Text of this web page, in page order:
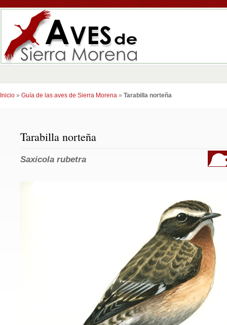
Inicio » Guía de las aves de Sierra Morena » Tarabilla norteña
Tarabilla norteña
Saxicola rubetra